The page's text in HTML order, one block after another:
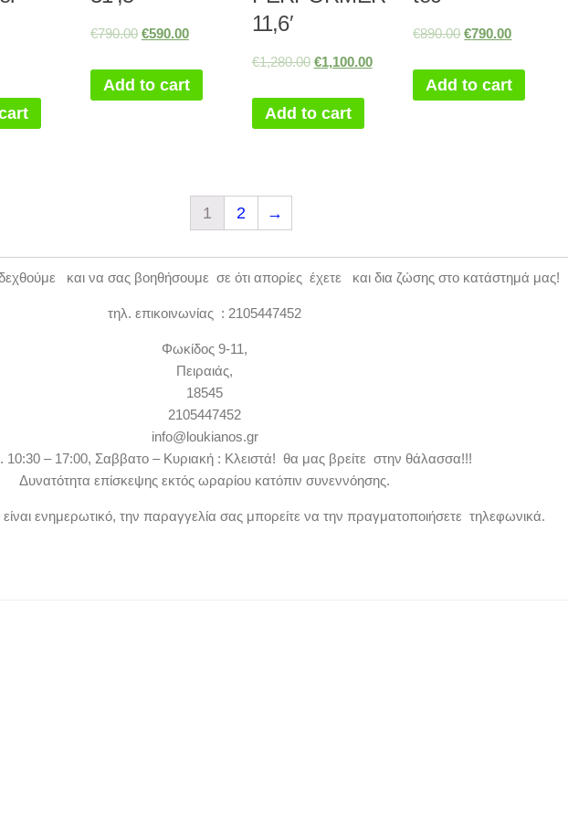
€790.00 €590.00
Add to cart
11,6′
€1,280.00 €1,100.00
Add to cart
€890.00 €790.00
Add to cart
1 2 →
και να σας βοηθήσουμε σε ότι απορίες έχετε και δια ζώσης στο κατάστημά μας!
τηλ. επικοινωνίας : 2105447452
Φωκίδος 9-11,
Πειραιάς,
18545
2105447452
info@loukianos.gr
10:30 – 17:00, Σαββατο – Κυριακή : Κλειστά! θα μας βρείτε στην θάλασσα!!!
Δυνατότητα επίσκεψης εκτός ωραρίου κατόπιν συνεννόησης.
ενημερωτικό, την παραγγελία σας μπορείτε να την πραγματοποιήσετε τηλεφωνικά.